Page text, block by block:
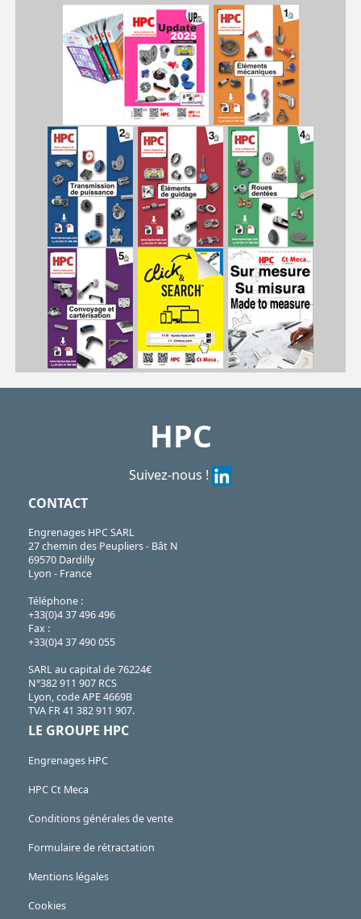
HPC
Suivez-nous !
CONTACT
Engrenages HPC SARL
27 chemin des Peupliers - Bât N
69570 Dardilly
Lyon - France
Téléphone :
+33(0)4 37 496 496
Fax :
+33(0)4 37 490 055
SARL au capital de 76224€
N°382 911 907 RCS
Lyon, code APE 4669B
TVA FR 41 382 911 907.
LE GROUPE HPC
Engrenages HPC
HPC Ct Meca
Conditions générales de vente
Formulaire de rétractation
Mentions légales
Cookies